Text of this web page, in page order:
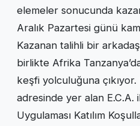
elemeler sonucunda
Aralık Pazartesi günü
Kazanan talihli bir
birlikte Afrika
keşfi yolculuğuna çıkıyor.
adresinde yer alan E.C.A.
Uygulaması Katılım